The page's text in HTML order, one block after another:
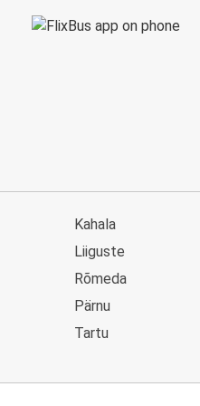
Kahala
Liiguste
Rõmeda
Pärnu
Tartu